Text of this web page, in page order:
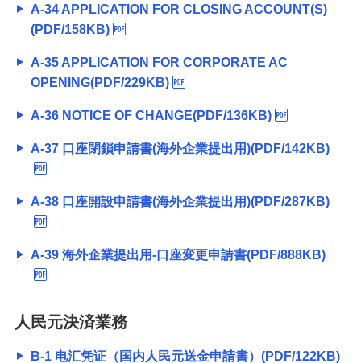
A-34 APPLICATION FOR CLOSING ACCOUNT(S)
(PDF/158KB)
A-35 APPLICATION FOR CORPORATE AC
OPENING(PDF/229KB)
A-36 NOTICE OF CHANGE(PDF/136KB)
A-37 口座閉鎖申請書(海外企業提出用)(PDF/142KB)
A-38 口座開設申請書(海外企業提出用)(PDF/287KB)
A-39 海外企業提出用-口座変更申請書(PDF/888KB)
人民元決済業務
B-1 电汇凭证（国内人民元送金申請書）(PDF/122KB)